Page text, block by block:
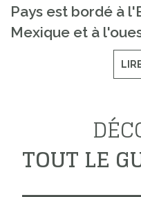
Pays est bordé à
Mexique et à
TOUT LE